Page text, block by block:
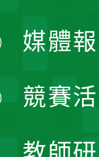
媒體
競賽